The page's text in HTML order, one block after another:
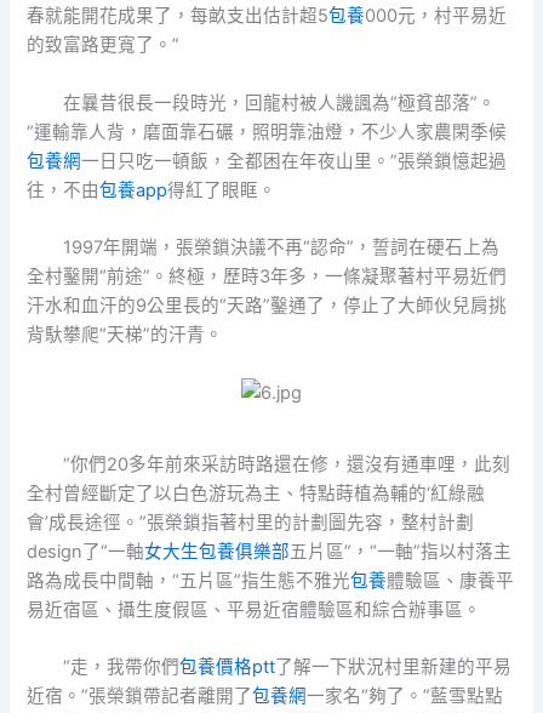
春就能開花成果了，每畝支出估計超5包養000元，村平易近
的致富路更寬了。”
在曩昔很長一段時光，回龍村被人譏諷為“極貧部落”。
“運輸靠人背，磨面靠石碾，照明靠油燈，不少人家農閑季候
包養網一日只吃一頓飯，全都困在年夜山里。”張榮鎖憶起過
往，不由包養app得紅了眼眶。
1997年開端，張榮鎖決議不再“認命”，誓詞在硬石上為
全村鑿開“前途”。終極，歷時3年多，一條凝聚著村平易近們
汗水和血汗的9公里長的“天路”鑿通了，停止了大師伙兒肩挑
背馱攀爬“天梯”的汗青。
“你們20多年前來采訪時路還在修，還沒有通車哩，此刻
全村曾經斷定了以白色游玩為主、特點蒔植為輔的‘紅綠融
會’成長途徑。”張榮鎖指著村里的計劃圖先容，整村計劃
design了“一軸女大生包養俱樂部五片區”，“一軸”指以村落主
路為成長中間軸，“五片區”指生態不雅光包養體驗區、康養平
易近宿區、攝生度假區、平易近宿體驗區和綜合辦事區。
“走，我帶你們包養價格ptt了解一下狀況村里新建的平易
近宿。”張榮鎖帶記者離開了包養網一家名“夠了。”藍雪點點